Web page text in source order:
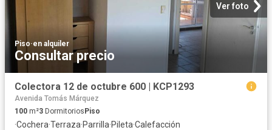
Ver foto
Piso·en alquiler
Consultar precio
Colectora 12 de octubre 600 | KCP1293
Avenida Tomás Márquez
100 m²3 DormitoriosPiso
·Cochera·Terraza·Parrilla·Pileta·Calefacción